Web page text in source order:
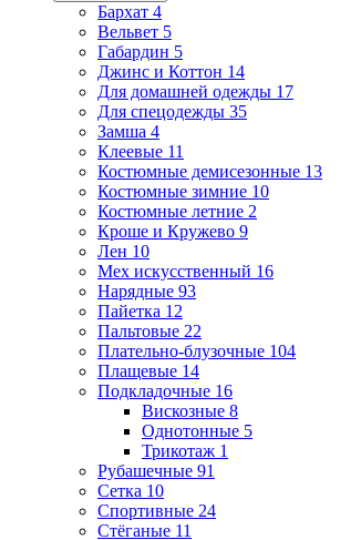
Бархат 4
Вельвет 5
Габардин 5
Джинс и Коттон 14
Для домашней одежды 17
Для спецодежды 35
Замша 4
Клеевые 11
Костюмные демисезонные 13
Костюмные зимние 10
Костюмные летние 2
Кроше и Кружево 9
Лен 10
Мех искусственный 16
Нарядные 93
Пайетка 12
Пальтовые 22
Плательно-блузочные 104
Плащевые 14
Подкладочные 16
Вискозные 8
Однотонные 5
Трикотаж 1
Рубашечные 91
Сетка 10
Спортивные 24
Стёганые 11